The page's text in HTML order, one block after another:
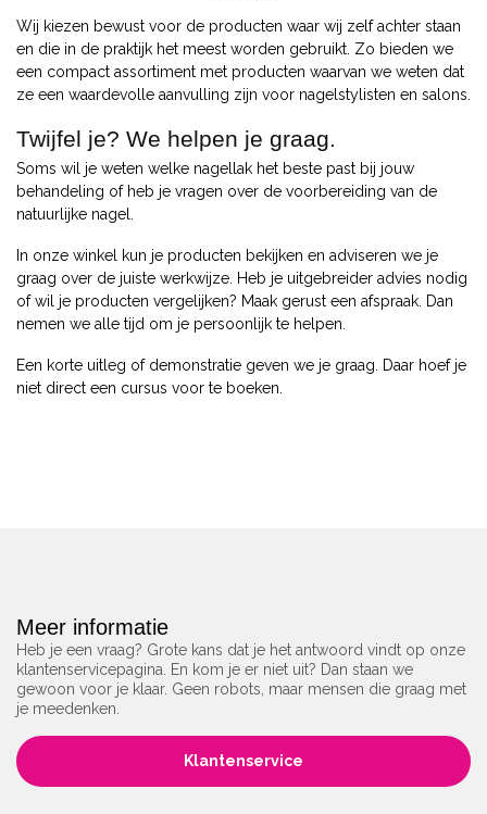
Wij kiezen bewust voor de producten waar wij zelf achter staan
en die in de praktijk het meest worden gebruikt. Zo bieden we
een compact assortiment met producten waarvan we weten dat
ze een waardevolle aanvulling zijn voor nagelstylisten en salons.
Twijfel je? We helpen je graag.
Soms wil je weten welke nagellak het beste past bij jouw
behandeling of heb je vragen over de voorbereiding van de
natuurlijke nagel.
In onze winkel kun je producten bekijken en adviseren we je
graag over de juiste werkwijze. Heb je uitgebreider advies nodig
of wil je producten vergelijken? Maak gerust een afspraak. Dan
nemen we alle tijd om je persoonlijk te helpen.
Een korte uitleg of demonstratie geven we je graag. Daar hoef je
niet direct een cursus voor te boeken.
Meer informatie
Heb je een vraag? Grote kans dat je het antwoord vindt op onze
klantenservicepagina. En kom je er niet uit? Dan staan we
gewoon voor je klaar. Geen robots, maar mensen die graag met
je meedenken.
Klantenservice